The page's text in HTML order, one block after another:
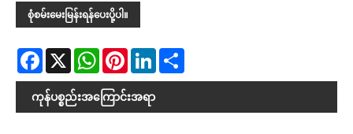
စုံစမ်းမေးမြန်းရန်ပေးပို့ပါ။
Facebook
X WhatsAppPinterestLinkedIn
ကုန်ပစ္စည်းအကြောင်းအရာ